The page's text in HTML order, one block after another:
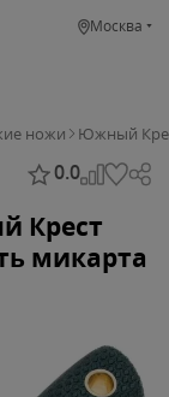
Москва
ножи Южный
0.0
Крест
микарта